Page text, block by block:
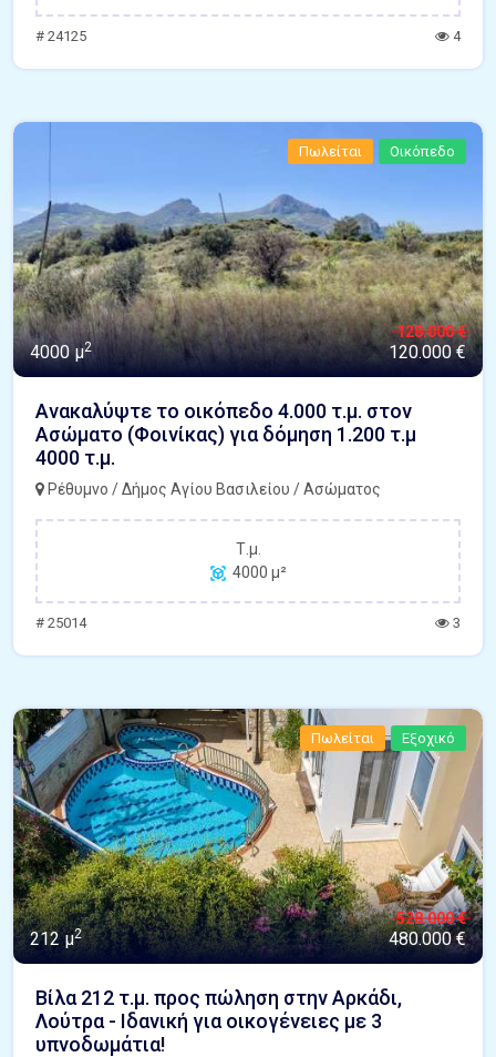
# 24125 4
Πωλείται Οικόπεδο
4000 μ2
128.000 €
120.000 €
Ανακαλύψτε το οικόπεδο 4.000 τ.μ. στον
Ασώματο (Φοινίκας) για δόμηση 1.200 τ.μ
4000 τ.μ.
Ρέθυμνο / Δήμος Αγίου Βασιλείου / Ασώματος
Τ.μ.
4000 μ²
# 25014 3
Πωλείται Εξοχικό
212 μ2
528.000 €
480.000 €
Βίλα 212 τ.μ. προς πώληση στην Αρκάδι,
Λούτρα - Ιδανική για οικογένειες με 3
υπνοδωμάτια!